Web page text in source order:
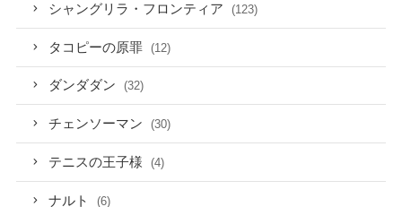
シャングリラ・フロンティア (123)
タコピーの原罪 (12)
ダンダダン (32)
チェンソーマン (30)
テニスの王子様 (4)
ナルト (6)